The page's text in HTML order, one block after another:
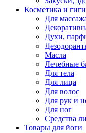
Косметика и
Для
Духи,
Масла
Лечебные
Для тела
Для лица
Для волос
Для рук и
Для ног
Средства
Товары для йоги